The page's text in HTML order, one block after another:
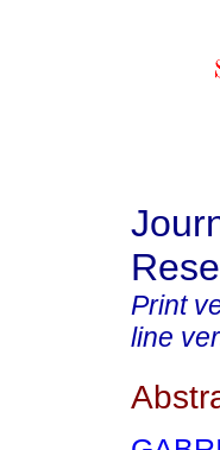
Print
line